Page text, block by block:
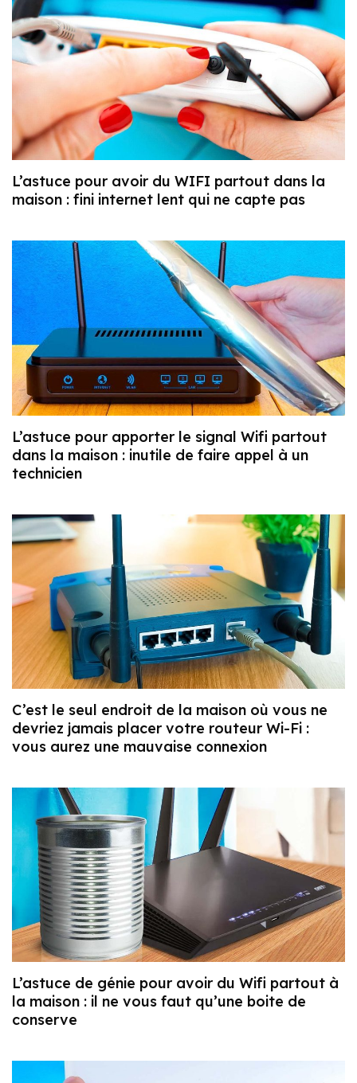
L’astuce pour avoir du WIFI partout dans la
maison : fini internet lent qui ne capte pas
L’astuce pour apporter le signal Wifi partout
dans la maison : inutile de faire appel à un
technicien
C’est le seul endroit de la maison où vous ne
devriez jamais placer votre routeur Wi-Fi :
vous aurez une mauvaise connexion
L’astuce de génie pour avoir du Wifi partout à
la maison : il ne vous faut qu’une boite de
conserve